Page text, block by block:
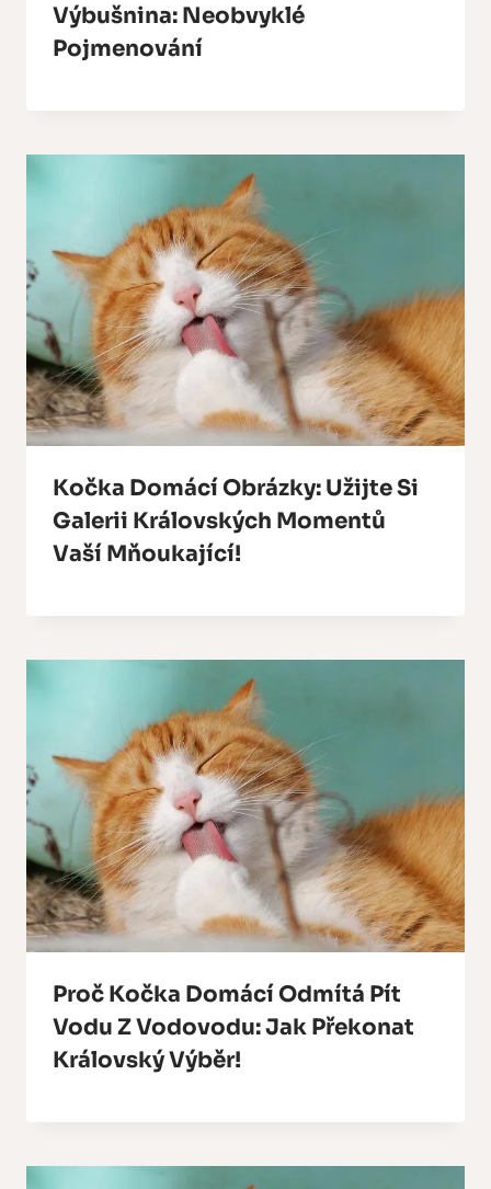
Výbušnina: Neobvyklé
Pojmenování
Kočka Domácí Obrázky: Užijte Si
Galerii Královských Momentů
Vaší Mňoukající!
Proč Kočka Domácí Odmítá Pít
Vodu Z Vodovodu: Jak Překonat
Královský Výběr!